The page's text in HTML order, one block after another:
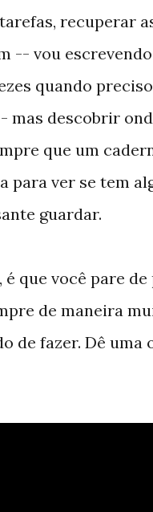
recuperar
-- vou
quando
mas descobrir
que um
para ver se tem
guardar.
que você pare
de maneira
de fazer. Dê uma